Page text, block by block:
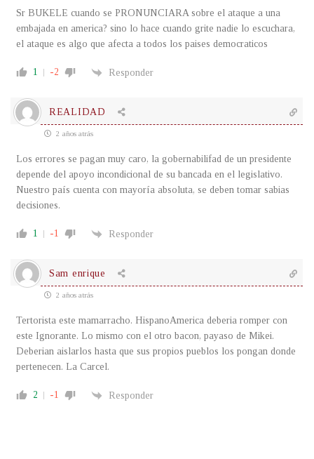
Sr BUKELE cuando se PRONUNCIARA sobre el ataque a una
embajada en america? sino lo hace cuando grite nadie lo escuchara,
el ataque es algo que afecta a todos los paises democraticos
1 -2 Responder
REALIDAD
2 años atrás
Los errores se pagan muy caro, la gobernabilifad de un presidente
depende del apoyo incondicional de su bancada en el legislativo.
Nuestro país cuenta con mayoría absoluta, se deben tomar sabias
decisiones.
1 -1 Responder
Sam enrique
2 años atrás
Tertorista este mamarracho. HispanoAmerica deberia romper con
este Ignorante. Lo mismo con el otro bacon, payaso de Mikei.
Deberian aislarlos hasta que sus propios pueblos los pongan donde
pertenecen. La Carcel.
2 -1 Responder